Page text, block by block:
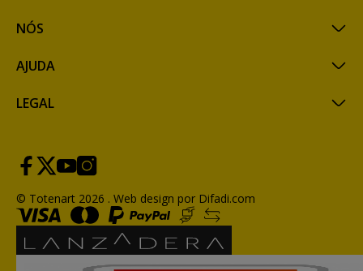
NÓS
AJUDA
LEGAL
© Totenart 2026 . Web design por Difadi.com